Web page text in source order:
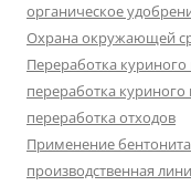
органическое
Охрана окружающей
Переработка куриного
переработка куриного
переработка отходов
Применение бентонита
производственная